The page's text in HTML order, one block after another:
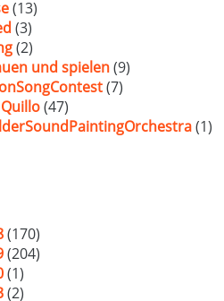
(13)
(3)
(2)
und spielen(9)
(7)
(47)
(1)
(170)
(204)
(1)
(2)